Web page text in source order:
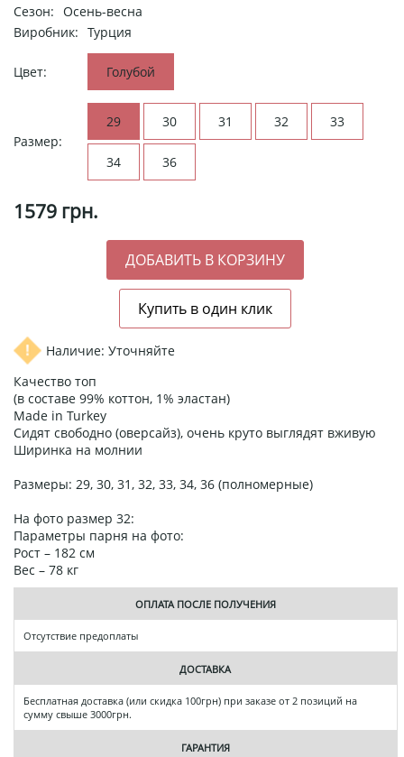
Сезон: Осень-весна
Виробник: Турция
Цвет: Голубой
Размер:
29 30 31 32 33
34 36
1579 грн.
Наличие: Уточняйте
Качество топ
(в составе 99% коттон, 1% эластан)
Made in Turkey
Сидят свободно (оверсайз), очень круто выглядят вживую
Ширинка на молнии
Размеры: 29, 30, 31, 32, 33, 34, 36 (полномерные)
На фото размер 32:
Параметры парня на фото:
Рост – 182 см
Вес – 78 кг
ОПЛАТА ПОСЛЕ ПОЛУЧЕНИЯ
Отсутствие предоплаты
ДОСТАВКА
Бесплатная доставка (или скидка 100грн) при заказе от 2 позиций на
сумму свыше 3000грн.
ГАРАНТИЯ